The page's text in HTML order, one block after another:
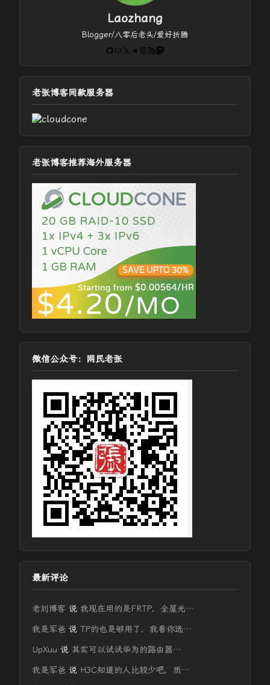
Laozhang
Blogger/八零后老头/爱好折腾
GitHub
电子邮件 X Telegram
Instagram
RSS FeedMastodon
老张博客同款服务器
老张博客推荐海外服务器
微信公众号：网民老张
最新评论
老刘博客 说 我现在用的是FRTP，全屋光…
我是军爸 说 TP的也是够用了，我看你选…
UpXuu 说 其实可以试试华为的路由器…
我是军爸 说 H3C知道的人比较少吧，质…